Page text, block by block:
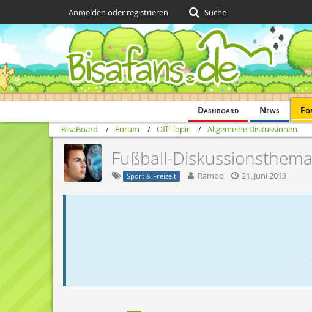
Dashboard News
Anmelden oder registrieren Suche
BisaBoard Forum Off-Topic Allgemeine Diskussionen
Fußball-Diskussionsthema
Sport & Freizeit Rambo 21. Juni 2013